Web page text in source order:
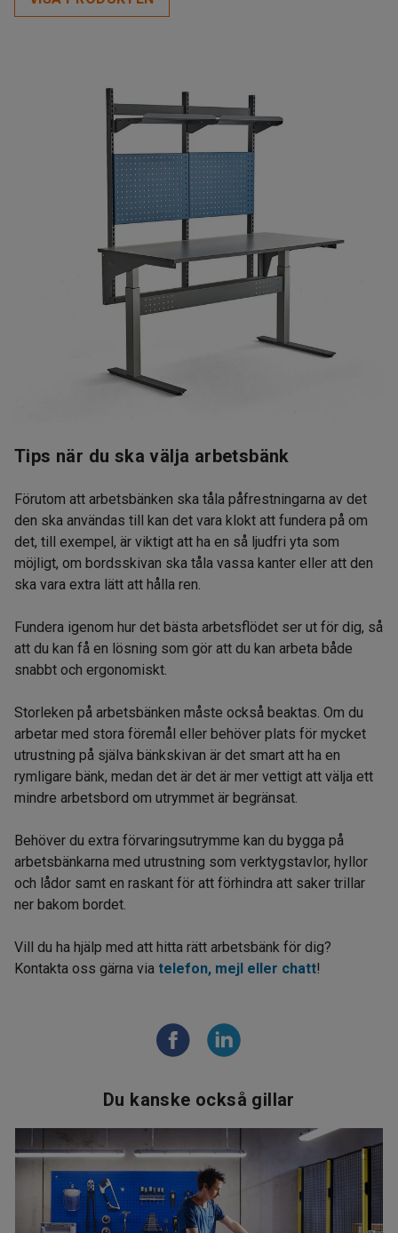
Tips när du ska välja arbetsbänk
Förutom att arbetsbänken ska tåla påfrestningarna av det
den ska användas till kan det vara klokt att fundera på om
det, till exempel, är viktigt att ha en så ljudfri yta som
möjligt, om bordsskivan ska tåla vassa kanter eller att den
ska vara extra lätt att hålla ren.
Fundera igenom hur det bästa arbetsflödet ser ut för dig, så
att du kan få en lösning som gör att du kan arbeta både
snabbt och ergonomiskt.
Storleken på arbetsbänken måste också beaktas. Om du
arbetar med stora föremål eller behöver plats för mycket
utrustning på själva bänkskivan är det smart att ha en
rymligare bänk, medan det är det är mer vettigt att välja ett
mindre arbetsbord om utrymmet är begränsat.
Behöver du extra förvaringsutrymme kan du bygga på
arbetsbänkarna med utrustning som verktygstavlor, hyllor
och lådor samt en raskant för att förhindra att saker trillar
ner bakom bordet.
Vill du ha hjälp med att hitta rätt arbetsbänk för dig?
Kontakta oss gärna via telefon, mejl eller chatt!
Du kanske också gillar